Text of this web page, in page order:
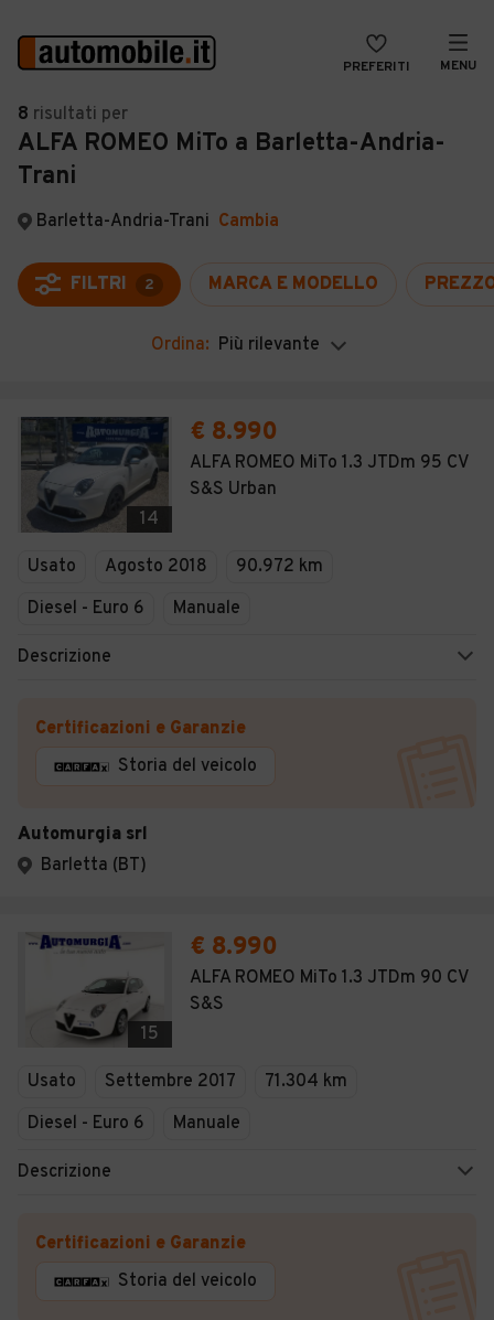
PREFERITI MENU
Auto
Auto usate
Auto Km 0
Auto Nuove
Moto
Camper
Veicoli Commerciali
VENDI
MAGAZINE
ACCEDI
8 risultati per
ALFA ROMEO MiTo a Barletta-Andria-
Trani
Barletta-Andria-Trani Cambia
FILTRI 2 MARCA E MODELLO
Ordina: Più rilevante
14
€ 8.990
ALFA ROMEO MiTo 1.3 JTDm 95 CV
S&S Urban
Usato Agosto 2018
90.972 km
Diesel - Euro 6
Manuale
Descrizione
Certificazioni e Garanzie
Storia del veicolo
Automurgia srl
Barletta (BT)
15
€ 8.990
ALFA ROMEO MiTo 1.3 JTDm 90 CV
S&S
Usato Settembre 2017
71.304 km
Diesel - Euro 6
Manuale
Descrizione
Certificazioni e Garanzie
Storia del veicolo